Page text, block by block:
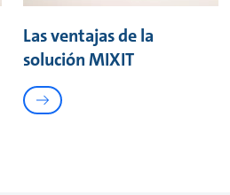
Las ventajas de la
solución MIXIT